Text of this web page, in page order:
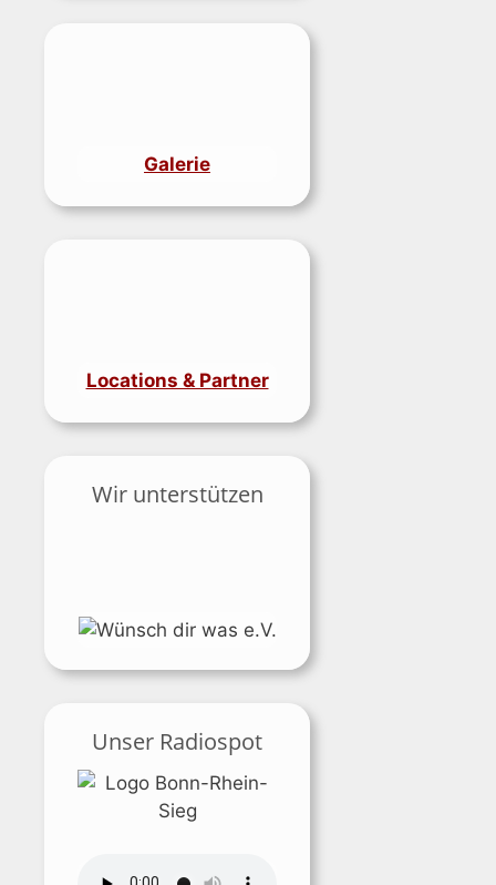
Galerie
Locations & Partner
Wir unterstützen
Unser Radiospot